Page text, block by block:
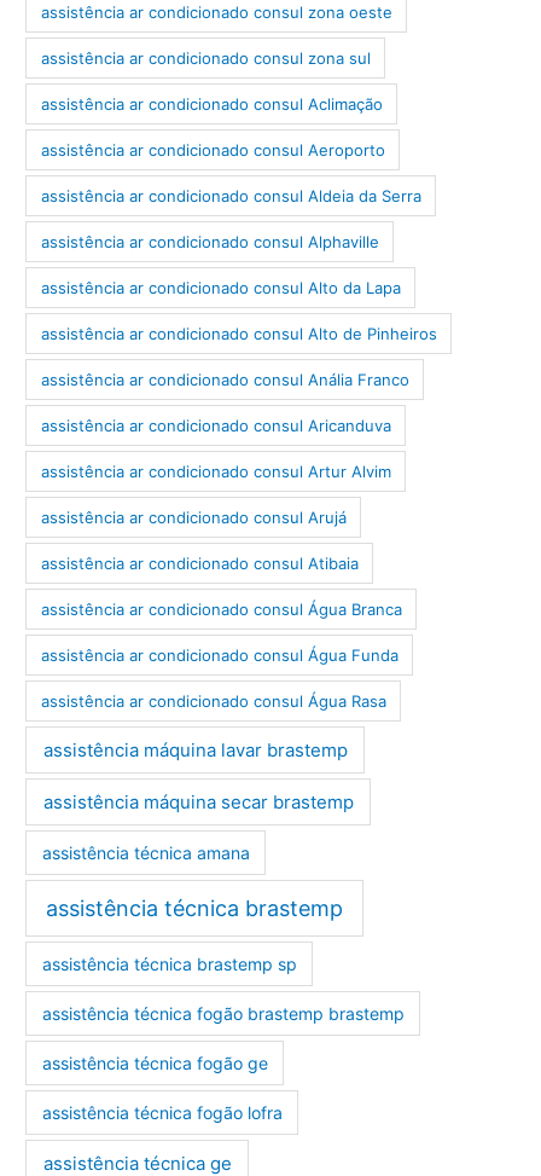
assistência ar condicionado consul zona oeste
assistência ar condicionado consul zona sul
assistência ar condicionado consul Aclimação
assistência ar condicionado consul Aeroporto
assistência ar condicionado consul Aldeia da Serra
assistência ar condicionado consul Alphaville
assistência ar condicionado consul Alto da Lapa
assistência ar condicionado consul Alto de Pinheiros
assistência ar condicionado consul Anália Franco
assistência ar condicionado consul Aricanduva
assistência ar condicionado consul Artur Alvim
assistência ar condicionado consul Arujá
assistência ar condicionado consul Atibaia
assistência ar condicionado consul Água Branca
assistência ar condicionado consul Água Funda
assistência ar condicionado consul Água Rasa
assistência máquina lavar brastemp
assistência máquina secar brastemp
assistência técnica amana
assistência técnica brastemp
assistência técnica brastemp sp
assistência técnica fogão brastemp brastemp
assistência técnica fogão ge
assistência técnica fogão lofra
assistência técnica ge